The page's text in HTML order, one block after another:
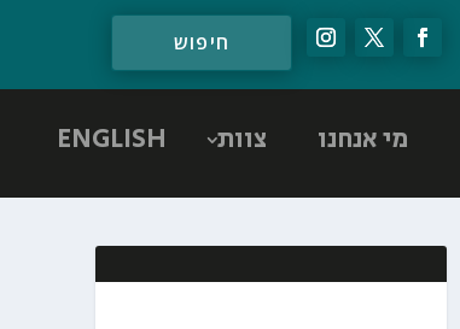
מי אנחנו צוות ENGLISH